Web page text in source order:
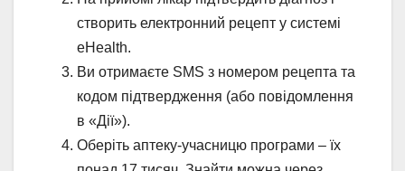
створить електронний рецепт у системі
eHealth.
Ви отримаєте SMS з номером рецепта та
кодом підтвердження (або повідомлення
в «Дії»).
Оберіть аптеку-учасницю програми – їх